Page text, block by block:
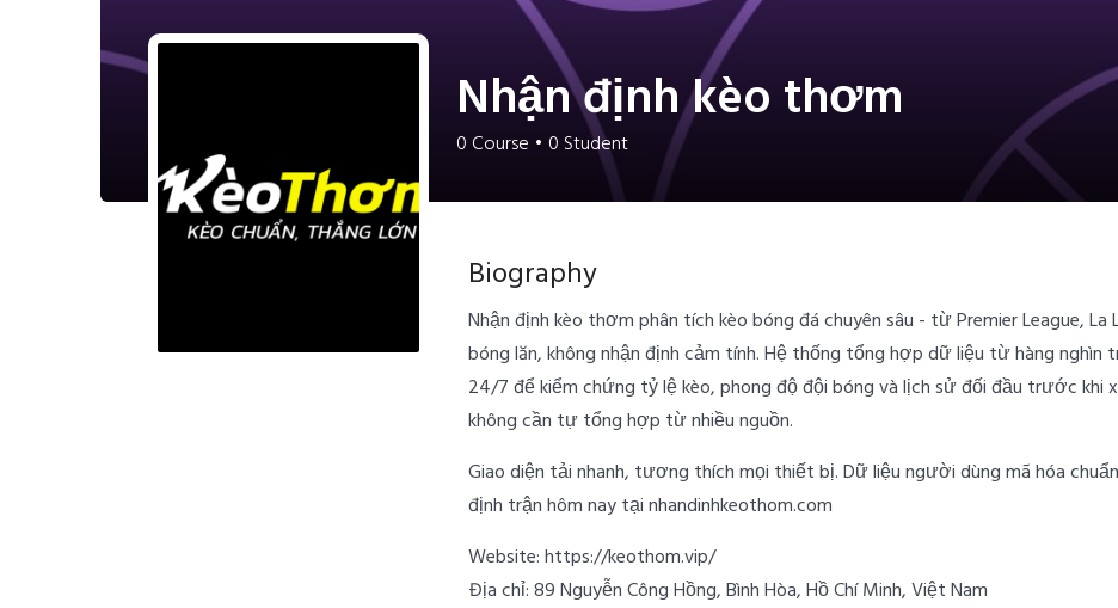
Nhận định kèo thơm
0 Course • 0 Student
Biography
Nhận định kèo thơmphân tích kèo bóng đá chuyên sâu - từ Premier League,
bóng lăn, không nhận định cảm tính. Hệ thống tổng hợp dữ liệu từ hàng
24/7 để kiểm chứng tỷ lệ kèo, phong độ đội bóng và lịch sử đối đầu trước khi
không cần tự tổng hợp từ nhiều nguồn.
Giao diện tải nhanh, tương thích mọi thiết bị. Dữ liệu người dùng mã hóa
định trận hôm nay tại nhandinhkeothom.com
Website:https://keothom.vip/
Địa chỉ: 89 Nguyễn Công Hồng, Bình Hòa, Hồ Chí Minh, Việt Nam